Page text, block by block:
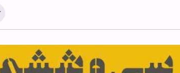
دستگیری
اربعین در
پلیس